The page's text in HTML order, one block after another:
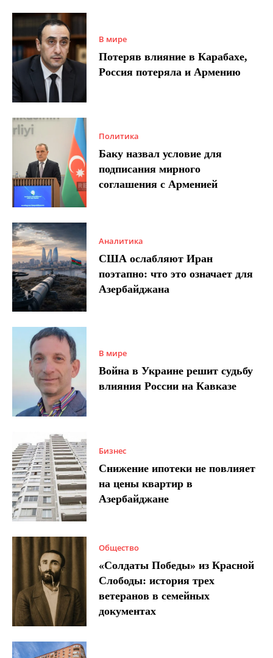
В мире
Потеряв влияние в Карабахе,
Россия потеряла и Армению
Политика
Баку назвал условие для
подписания мирного
соглашения с Арменией
Аналитика
США ослабляют Иран
поэтапно: что это означает для
Азербайджана
В мире
Война в Украине решит судьбу
влияния России на Кавказе
Бизнес
Снижение ипотеки не повлияет
на цены квартир в
Азербайджане
Общество
«Солдаты Победы» из Красной
Слободы: история трех
ветеранов в семейных
документах